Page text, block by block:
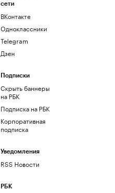
сети
ВКонтакте
Одноклассники
Telegram
Дзен
Подписки
Скрыть баннеры
на РБК
Подписка на РБК
Корпоративная
подписка
Уведомления
RSS Новости
РБК